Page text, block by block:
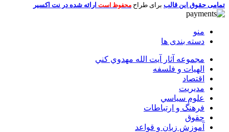
تمامی حقوق این قالب برای طراح محفوظ است ارائه شده در نت اکسیر
منو
دسته بندی ها
مجموعه آثار آيت الله مهدوي كني
الهیات و فلسفه
اقتصاد
مديريت
علوم سياسي
فرهنگ و ارتباطات
حقوق
آموزش زبان و قواعد